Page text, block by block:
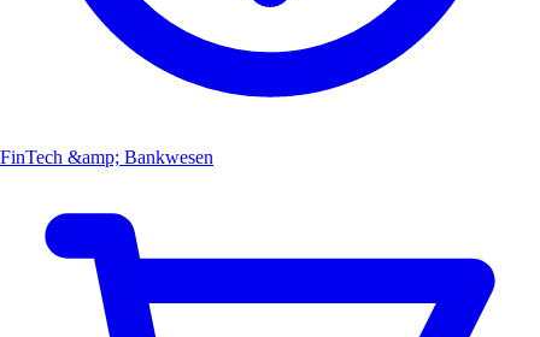
FinTech &amp; Bankwesen